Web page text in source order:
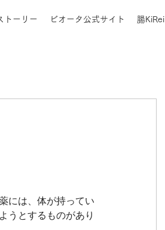
トーリー ビオータ公式サイト 腸KiRei
には、体が持ってい
うとするものがあり